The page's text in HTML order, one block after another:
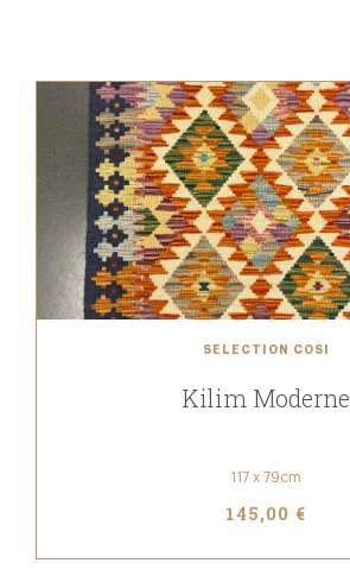
SÉLECTION COSI
Kilim Moderne
117 x 79cm
145,00 €